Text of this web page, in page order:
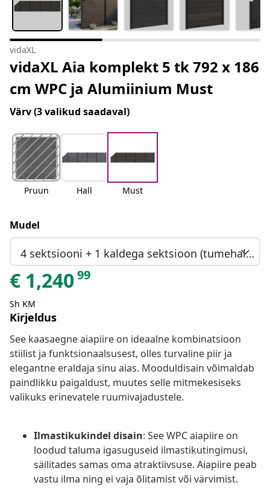
vidaXL
vidaXL Aia komplekt 5 tk 792 x 186
cm WPC ja Alumiinium Must
Värv(3 valikud saadaval)
Pruun Hall Must
Mudel
4 sektsiooni + 1 kaldega sektsioon (tumehall post)
€ 1,24099
Sh KM
Kirjeldus
See kaasaegne aiapiire on ideaalne kombinatsioon
stiilist ja funktsionaalsusest, olles turvaline piir ja
elegantne eraldaja sinu aias. Mooduldisain võimaldab
paindlikku paigaldust, muutes selle mitmekesiseks
valikuks erinevatele ruumivajadustele.
Ilmastikukindel disain: See WPC aiapiire on
loodud taluma igasuguseid ilmastikutingimusi,
säilitades samas oma atraktiivsuse. Aiapiire peab
vastu ilma ning ei vaja õlitamist või värvimist.